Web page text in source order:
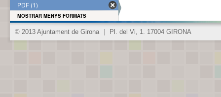
PDF (1)
MOSTRAR MENYS FORMATS
© 2013 Ajuntament de Girona Pl. del Vi, 1. 17004 GIRONA